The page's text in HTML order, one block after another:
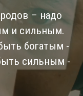
– надо
и сильным.
богатым -
сильным -